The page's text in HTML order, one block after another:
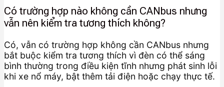
Có trường hợp nào không cần CANbus nhưng
vẫn nên kiểm tra tương thích không?
Có, vẫn có trường hợp không cần CANbus nhưng
bắt buộc kiểm tra tương thích vì đèn có thể sáng
bình thường trong điều kiện tĩnh nhưng phát sinh lỗi
khi xe nổ máy, bật thêm tải điện hoặc chạy thực tế.